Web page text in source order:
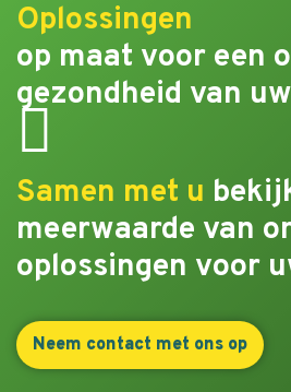
Oplossingen
op maat voor een
gezondheid van
Samen met u
meerwaarde van
oplossingen voor
Neem contact met ons op